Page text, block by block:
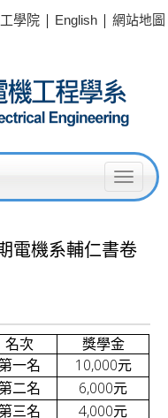
學院 | English | 網站地圖
T
g
e
n
a
v
電機系輔仁書卷
名次 獎學金
一名 10,000元
二名 6,000元
三名 4,000元